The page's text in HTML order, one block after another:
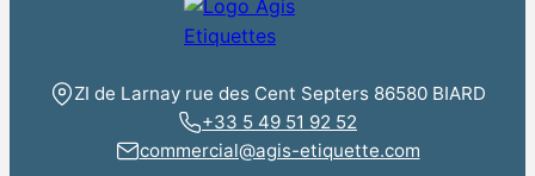
ZI de Larnay rue des Cent Septers 86580 BIARD
+33 5 49 51 92 52
commercial@agis-etiquette.com